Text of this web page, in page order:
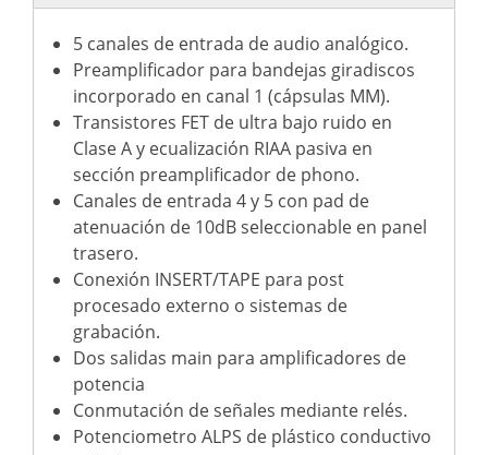
5 canales de entrada de audio analógico.
Preamplificador para bandejas giradiscos
incorporado en canal 1 (cápsulas MM).
Transistores FET de ultra bajo ruido en
Clase A y ecualización RIAA pasiva en
sección preamplificador de phono.
Canales de entrada 4 y 5 con pad de
atenuación de 10dB seleccionable en panel
trasero.
Conexión INSERT/TAPE para post
procesado externo o sistemas de
grabación.
Dos salidas main para amplificadores de
potencia
Conmutación de señales mediante relés.
Potenciometro ALPS de plástico conductivo